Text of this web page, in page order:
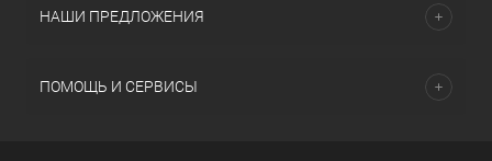
НАШИ ПРЕДЛОЖЕНИЯ
ПОМОЩЬ И СЕРВИСЫ